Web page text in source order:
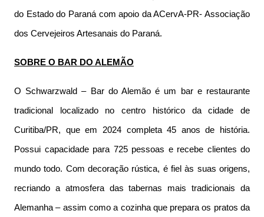
do Estado do Paraná com apoio da ACervA-PR- Associação
dos Cervejeiros Artesanais do Paraná.
SOBRE O BAR DO ALEMÃO
O Schwarzwald – Bar do Alemão é um bar e restaurante
tradicional localizado no centro histórico da cidade de
Curitiba/PR, que em 2024 completa 45 anos de história.
Possui capacidade para 725 pessoas e recebe clientes do
mundo todo. Com decoração rústica, é fiel às suas origens,
recriando a atmosfera das tabernas mais tradicionais da
Alemanha – assim como a cozinha que prepara os pratos da